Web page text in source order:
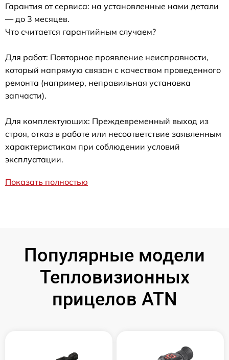
Гарантия от сервиса: на установленные нами детали
— до 3 месяцев.
Что считается гарантийным случаем?
Для работ: Повторное проявление неисправности,
который напрямую связан с качеством проведенного
ремонта (например, неправильная установка
запчасти).
Для комплектующих: Преждевременный выход из
строя, отказ в работе или несоответствие заявленным
характеристикам при соблюдении условий
эксплуатации.
Показать полностью
Популярные модели
Тепловизионных
прицелов ATN